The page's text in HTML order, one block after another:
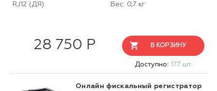
RJ12 (ДЯ)
Вес: 0,7 кг
28 750 Р В КОРЗИНУ
Доступно: 177 шт.
Онлайн фискальный регистратор